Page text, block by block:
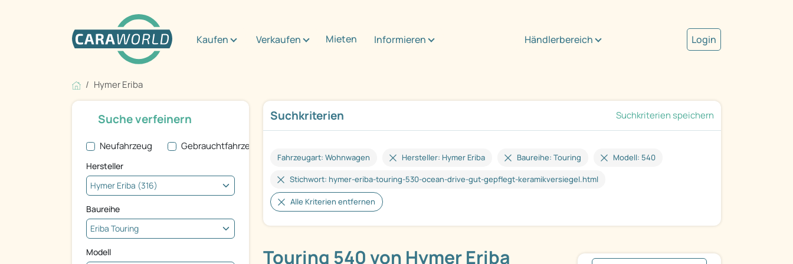
Kaufen Verkaufen Mieten Informieren Händlerbereich Login
Hymer Eriba
Suchkriterien Suchkriterien speichern
Fahrzeugart: Wohnwagen Hersteller: Hymer Eriba Baureihe: Touring Modell: 540
Stichwort: hymer-eriba-touring-530-ocean-drive-gut-gepflegt-keramikversiegel.html
Alle Kriterien entfernen
Touring 540 von Hymer Eriba
Suche verfeinern
Neufahrzeug Gebrauchtfahrzeug
Hersteller
Baureihe
Modell